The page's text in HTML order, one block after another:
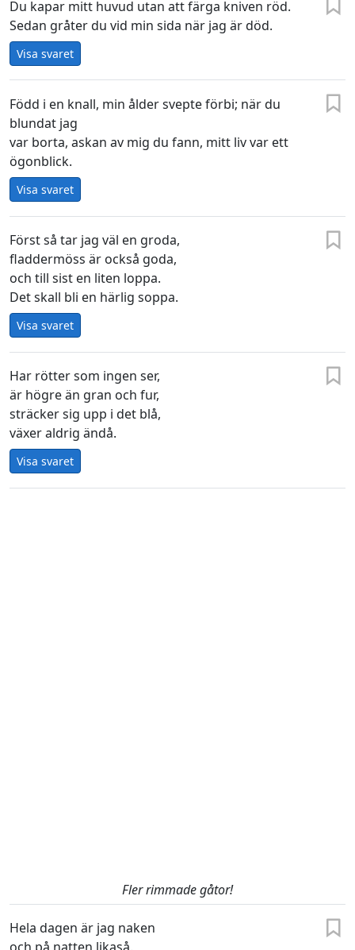
Du kapar mitt huvud utan att färga kniven röd.
Sedan gråter du vid min sida när jag är död.
Visa svaret
Född i en knall, min ålder svepte förbi; när du
blundat jag
var borta, askan av mig du fann, mitt liv var ett
ögonblick.
Visa svaret
Först så tar jag väl en groda,
fladdermöss är också goda,
och till sist en liten loppa.
Det skall bli en härlig soppa.
Visa svaret
Har rötter som ingen ser,
är högre än gran och fur,
sträcker sig upp i det blå,
växer aldrig ändå.
Visa svaret
Fler rimmade gåtor!
Hela dagen är jag naken